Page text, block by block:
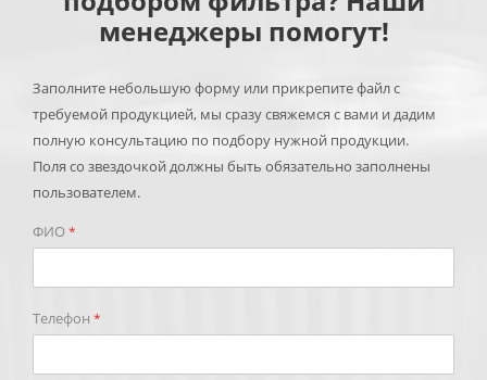
менеджеры помогут!
Заполните небольшую форму или прикрепите файл с
требуемой продукцией, мы сразу свяжемся с вами и дадим
полную консультацию по подбору нужной продукции.
Поля со звездочкой должны быть обязательно заполнены
пользователем.
ФИО*
Телефон *